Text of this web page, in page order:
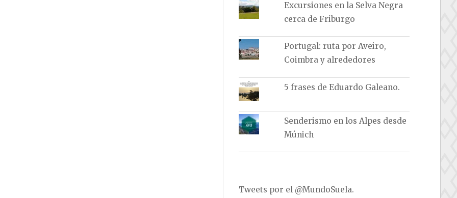
Excursiones en la Selva Negra
cerca de Friburgo
Portugal: ruta por Aveiro,
Coimbra y alrededores
5 frases de Eduardo Galeano.
Senderismo en los Alpes desde
Múnich
Tweets por el @MundoSuela.